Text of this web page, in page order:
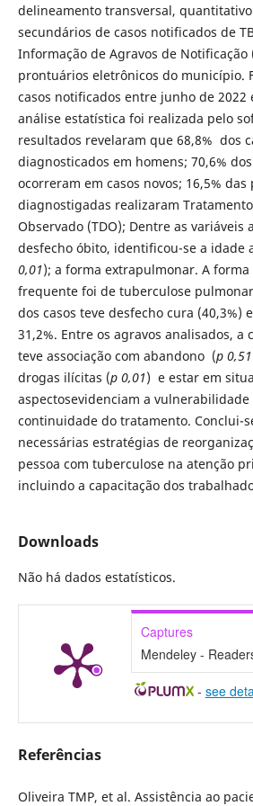
delineamento transversal,
secundários de casos notificados de
Informação de Agravos de Notificação
prontuários eletrônicos do município.
casos notificados entre junho de 2022
análise estatística foi realizada pelo
resultados revelaram que 68,8% dos
diagnosticados em homens; 70,6%
ocorreram em casos novos; 16,5% das
diagnostigadas realizaram
Observado (TDO); Dentre as variáveis
desfecho óbito, identificou-se a idade
0,01); a forma extrapulmonar. A
frequente foi de tuberculose
dos casos teve desfecho cura (40,3%)
31,2%. Entre os agravos analisados, a
teve associação com abandono (p 0,51
drogas ilícitas (p 0,01) e estar em
aspectosevidenciam a
continuidade do tratamento. Conclui-
necessárias estratégias de
pessoa com tuberculose na atenção
incluindo a capacitação dos
Downloads
Não há dados estatísticos.
Captures
Mendeley -
- see
Referências
Oliveira TMP, et al. Assistência ao